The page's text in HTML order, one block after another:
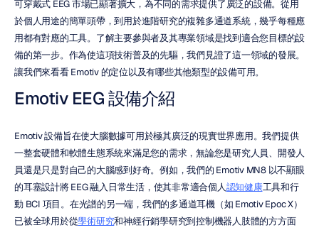
可穿戴式 EEG 市場已顯著擴大，為不同的需求提供了廣泛的設備。從用
於個人用途的簡單頭帶，到用於進階研究的複雜多通道系統，幾乎每種應
用都有對應的工具。了解主要參與者及其專業領域是找到適合您目標的設
備的第一步。作為使這項技術普及的先驅，我們見證了這一領域的發展。
讓我們來看看 Emotiv 的定位以及有哪些其他類型的設備可用。
Emotiv EEG 設備介紹
Emotiv 設備旨在使大腦數據可用於極其廣泛的現實世界應用。我們提供
一整套硬體和軟體生態系統來滿足您的需求，無論您是研究人員、開發人
員還是只是對自己的大腦感到好奇。例如，我們的 Emotiv MN8 以不顯眼
的耳塞設計將 EEG 融入日常生活，使其非常適合個人認知健康工具和行
動 BCI 項目。在光譜的另一端，我們的多通道耳機（如 Emotiv Epoc X）
已被全球用於從學術研究和神經行銷學研究到控制機器人肢體的方方面